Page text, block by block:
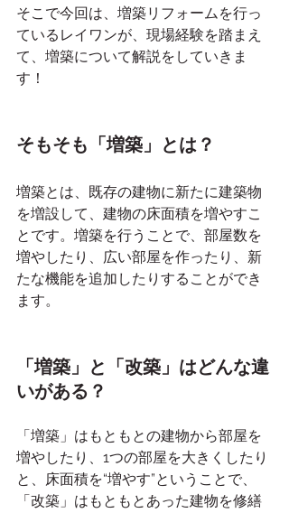
そこで今回は、増築リフォームを行っ
ているレイワンが、現場経験を踏まえ
て、増築について解説をしていきま
す！
そもそも「増築」とは？
増築とは、既存の建物に新たに建築物
を増設して、建物の床面積を増やすこ
とです。増築を行うことで、部屋数を
増やしたり、広い部屋を作ったり、新
たな機能を追加したりすることができ
ます。
「増築」と「改築」はどんな違
いがある？
「増築」はもともとの建物から部屋を
増やしたり、1つの部屋を大きくしたり
と、床面積を“増やす”ということで、
「改築」はもともとあった建物を修繕